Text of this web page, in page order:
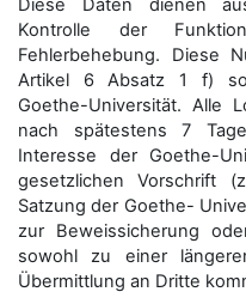
Diese Daten dienen
Kontrolle der
Fehlerbehebung. Diese
Artikel 6 Absatz 1 f)
Goethe-Universität. Alle
nach spätestens 7
Interesse der Goethe-
gesetzlichen Vorschrift
Satzung der Goethe-
zur Beweissicherung
sowohl zu einer
Übermittlung an Dritte